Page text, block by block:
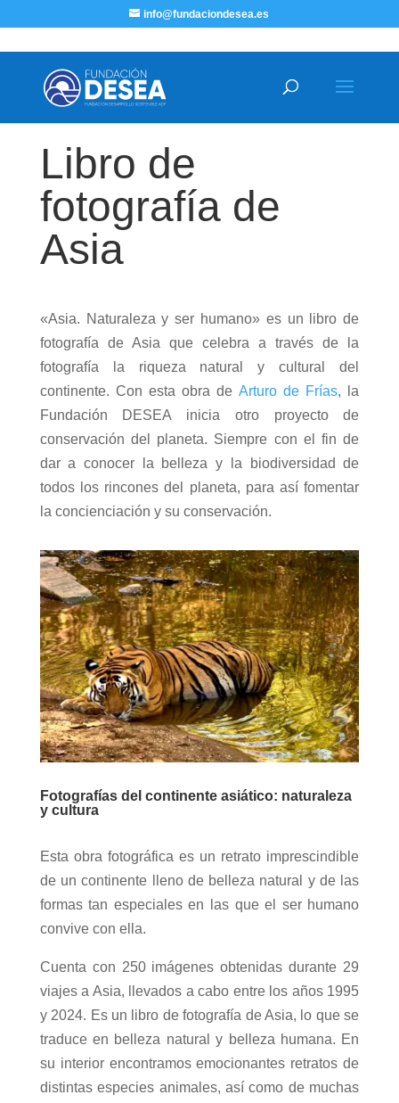
info@fundaciondesea.es
Libro de
fotografía de
Asia
«Asia. Naturaleza y ser humano» es un libro de
fotografía de Asia que celebra a través de la
fotografía la riqueza natural y cultural del
continente. Con esta obra de Arturo de Frías, la
Fundación DESEA inicia otro proyecto de
conservación del planeta. Siempre con el fin de
dar a conocer la belleza y la biodiversidad de
todos los rincones del planeta, para así fomentar
la concienciación y su conservación.
Fotografías del continente asiático: naturaleza
y cultura
Esta obra fotográfica es un retrato imprescindible
de un continente lleno de belleza natural y de las
formas tan especiales en las que el ser humano
convive con ella.
Cuenta con 250 imágenes obtenidas durante 29
viajes a Asia, llevados a cabo entre los años 1995
y 2024. Es un libro de fotografía de Asia, lo que se
traduce en belleza natural y belleza humana. En
su interior encontramos emocionantes retratos de
distintas especies animales, así como de muchas